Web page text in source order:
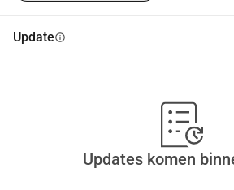
Updateinfo
Updates komen